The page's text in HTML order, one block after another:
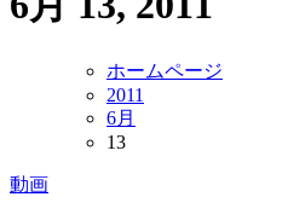
ホームページ
2011
6月
13
動画